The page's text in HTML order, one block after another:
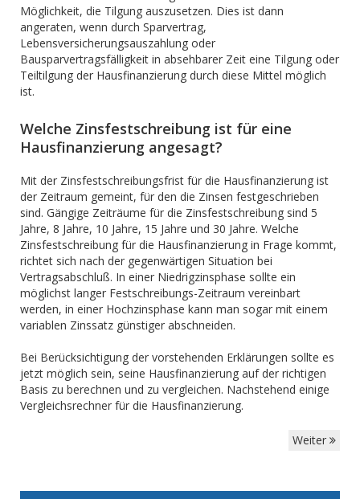
Möglichkeit, die Tilgung auszusetzen. Dies ist dann
angeraten, wenn durch Sparvertrag,
Lebensversicherungsauszahlung oder
Bausparvertragsfälligkeit in absehbarer Zeit eine Tilgung oder
Teiltilgung der Hausfinanzierung durch diese Mittel möglich
ist.
Welche Zinsfestschreibung ist für eine
Hausfinanzierung angesagt?
Mit der Zinsfestschreibungsfrist für die Hausfinanzierung ist
der Zeitraum gemeint, für den die Zinsen festgeschrieben
sind. Gängige Zeiträume für die Zinsfestschreibung sind 5
Jahre, 8 Jahre, 10 Jahre, 15 Jahre und 30 Jahre. Welche
Zinsfestschreibung für die Hausfinanzierung in Frage kommt,
richtet sich nach der gegenwärtigen Situation bei
Vertragsabschluß. In einer Niedrigzinsphase sollte ein
möglichst langer Festschreibungs-Zeitraum vereinbart
werden, in einer Hochzinsphase kann man sogar mit einem
variablen Zinssatz günstiger abschneiden.
Bei Berücksichtigung der vorstehenden Erklärungen sollte es
jetzt möglich sein, seine Hausfinanzierung auf der richtigen
Basis zu berechnen und zu vergleichen. Nachstehend einige
Vergleichsrechner für die Hausfinanzierung.
Weiter